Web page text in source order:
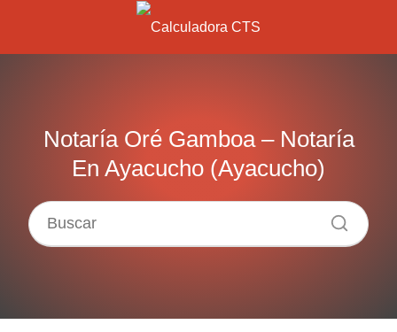
Notaría Oré Gamboa – Notaría
En Ayacucho (Ayacucho)